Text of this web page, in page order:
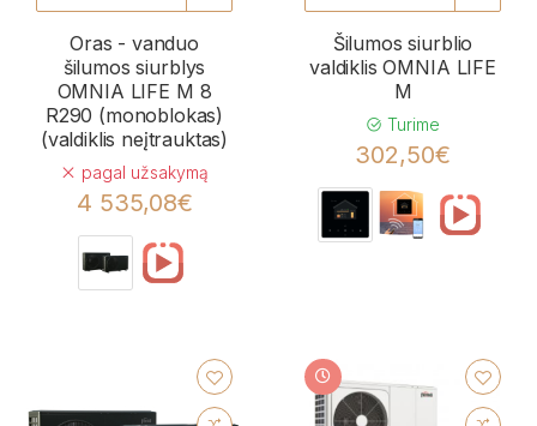
Oras - vanduo
šilumos siurblys
OMNIA LIFE M 8
R290 (monoblokas)
(valdiklis neįtrauktas)
pagal užsakymą
4 535,08€
Šilumos siurblio
valdiklis OMNIA LIFE
M
Turime
302,50€